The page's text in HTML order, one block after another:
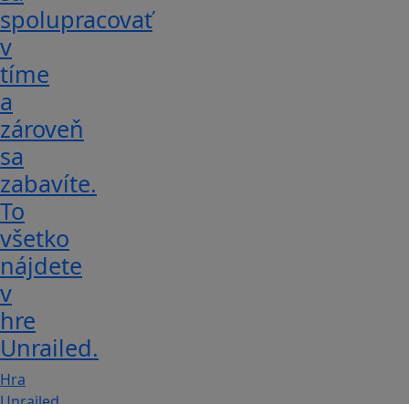
spolupracovať
v
tíme
a
zároveň
sa
zabavíte.
To
všetko
nájdete
v
hre
Unrailed.
Hra